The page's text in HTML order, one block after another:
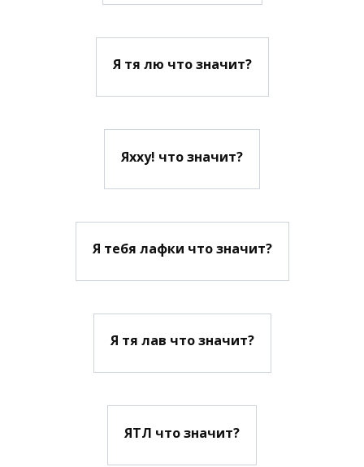
Я тя лю что значит?
Яхху! что значит?
Я тебя лафки что значит?
Я тя лав что значит?
ЯТЛ что значит?